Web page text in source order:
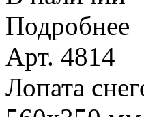
Подробнее
Арт. 4814
Лопата